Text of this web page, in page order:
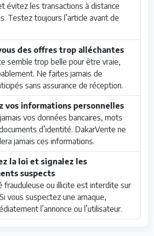
évitez les transactions à distance
Testez toujours l’article avant de
des offres trop alléchantes
semble trop belle pour être vraie,
Ne faites jamais de
sans assurance de réception.
vos informations personnelles
vos données bancaires, mots
d’identité. DakarVente ne
jamais ces informations.
la loi et signalez les
suspects
frauduleuse ou illicite est interdite sur
vous suspectez une arnaque,
l’annonce ou l’utilisateur.